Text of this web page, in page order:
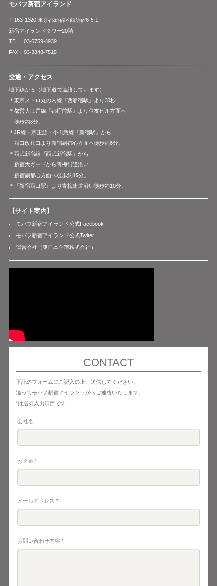
モバフ新宿アイランド
〒163-1320 東京都新宿区西新宿6-5-1
新宿アイランドタワー20階
TEL：03-6759-8939
FAX：03-3348-7515
交通・アクセス
地下鉄から（地下道で連絡しています）
＊東京メトロ丸の内線『西新宿駅』より30秒
＊都営大江戸線『都庁前駅』より住友ビル方面へ
徒歩約8分。
＊JR線・京王線・小田急線『新宿駅』から
西口改札口より新宿副都心方面へ徒歩約8分。
＊西武新宿線『西武新宿駅』から
新宿大ガードから青梅街道沿い
新宿副都心方面へ徒歩約15分。
＊『新宿西口駅』より青梅街道沿い徒歩約10分。
【サイト案内】
モバフ新宿アイランド公式Facebook
モバフ新宿アイランド公式Twiter
運営会社（東日本住宅株式会社）
CONTACT
下記のフォームにご記入の上、送信してください。
追ってモバフ新宿アイランドからご連絡いたします。
*は必須入力項目です
会社名
お名前 *
メールアドレス *
お問い合わせ内容 *